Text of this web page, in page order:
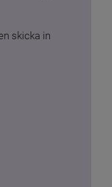
skicka in